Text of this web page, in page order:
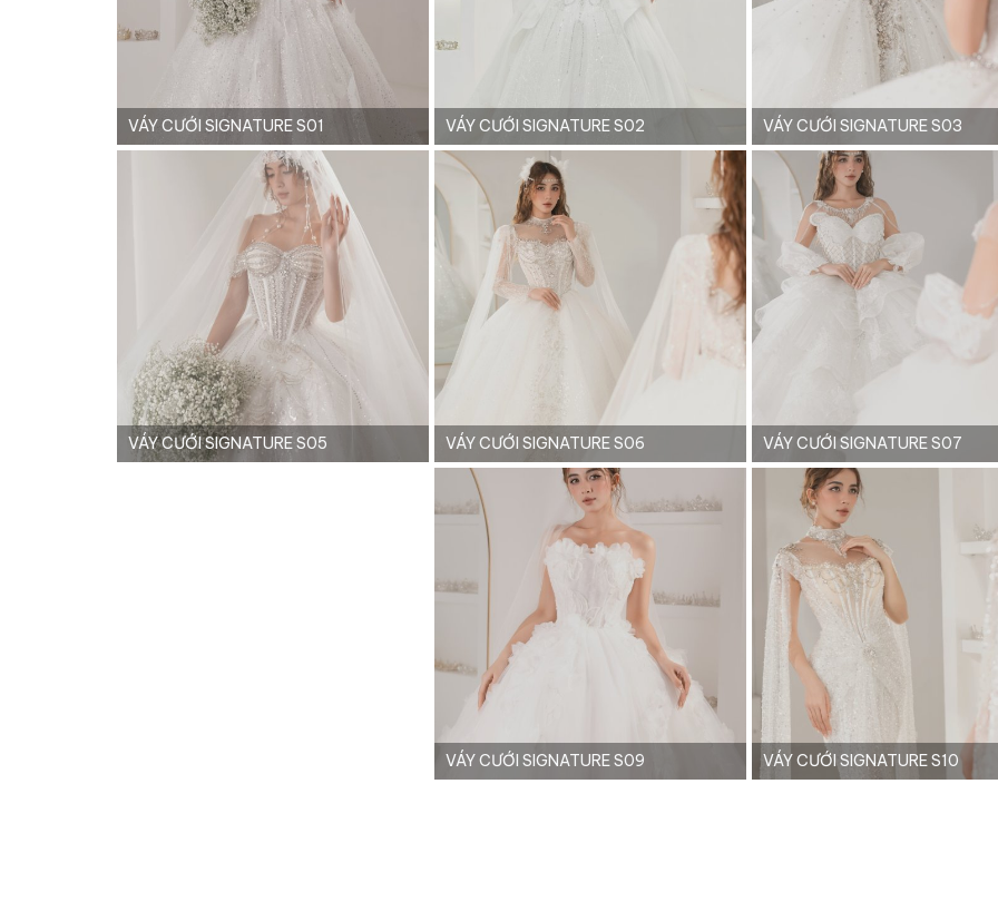
VÁY CƯỚI SIGNATURE S01 VÁY CƯỚI SIGNATURE S02 VÁY CƯỚI SIGNATURE S03
VÁY CƯỚI SIGNATURE S05 VÁY CƯỚI SIGNATURE S06 VÁY CƯỚI SIGNATURE S07
VÁY CƯỚI SIGNATURE S09 VÁY CƯỚI SIGNATURE S10